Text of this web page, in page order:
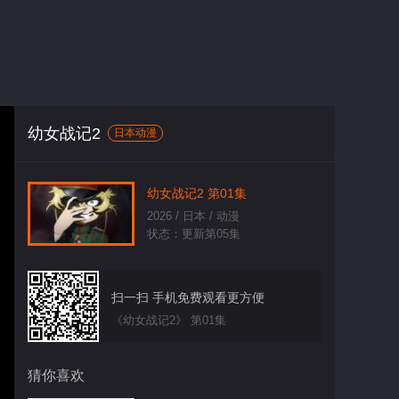
幼女战记2 日本动漫
幼女战记2 第01集
2026 / 日本 / 动漫
状态：更新第05集
扫一扫 手机免费观看更方便
《幼女战记2》 第01集
猜你喜欢